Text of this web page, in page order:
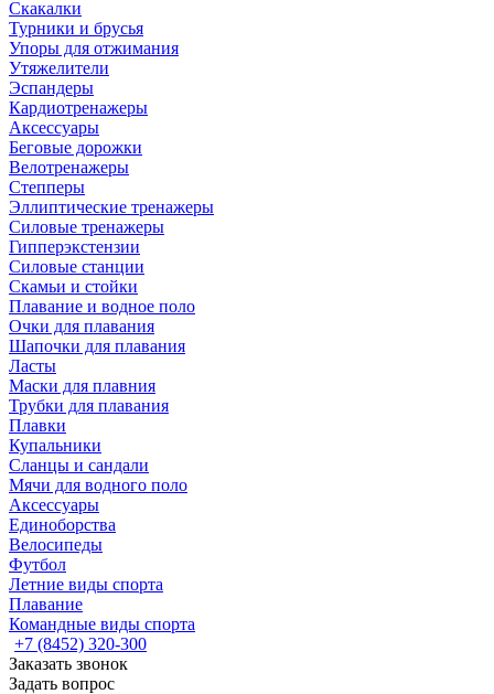
Скакалки
Турники и брусья
Упоры для отжимания
Утяжелители
Эспандеры
Кардиотренажеры
Аксессуары
Беговые дорожки
Велотренажеры
Степперы
Эллиптические тренажеры
Силовые тренажеры
Гипперэкстензии
Силовые станции
Скамьи и стойки
Плавание и водное поло
Очки для плавания
Шапочки для плавания
Ласты
Маски для плавния
Трубки для плавания
Плавки
Купальники
Сланцы и сандали
Мячи для водного поло
Аксессуары
Единоборства
Велосипеды
Футбол
Летние виды спорта
Плавание
Командные виды спорта
+7 (8452) 320-300
Заказать звонок
Задать вопрос